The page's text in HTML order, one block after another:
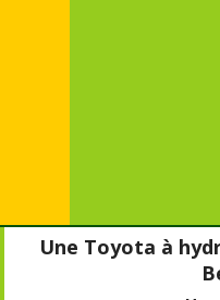
Une Toyota à